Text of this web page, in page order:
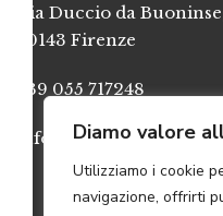
Diamo valore
Utilizziamo i cookie
navigazione, offrirti
Via Duccio da
50143 Firenze
+39 055 717248